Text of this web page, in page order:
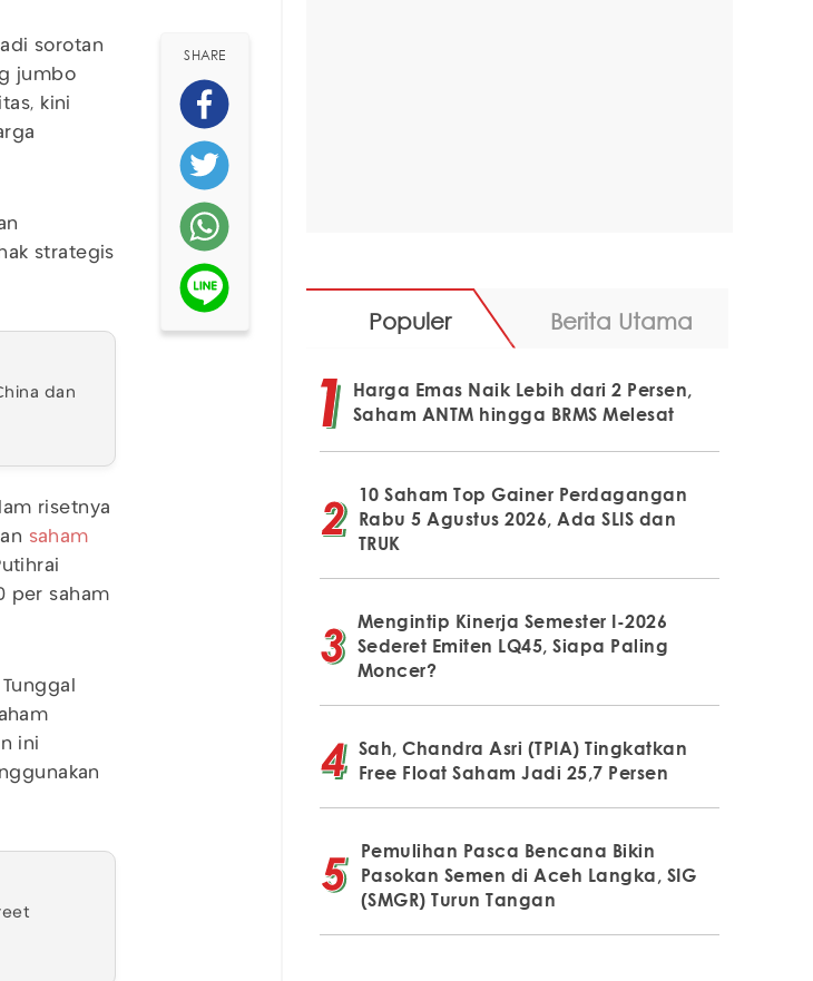
sorotan
jumbo
kini
strategis
dan
risetnya
saham
per saham
ini
SHARE
Populer Berita Utama
Harga Emas Naik Lebih dari 2 Persen,
Saham ANTM hingga BRMS Melesat
10 Saham Top Gainer Perdagangan
Rabu 5 Agustus 2026, Ada SLIS dan
TRUK
Mengintip Kinerja Semester I-2026
Sederet Emiten LQ45, Siapa Paling
Moncer?
Sah, Chandra Asri (TPIA) Tingkatkan
Free Float Saham Jadi 25,7 Persen
Pemulihan Pasca Bencana Bikin
Pasokan Semen di Aceh Langka, SIG
(SMGR) Turun Tangan